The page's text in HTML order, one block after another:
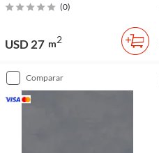
(0)
USD 27 m2
comparar